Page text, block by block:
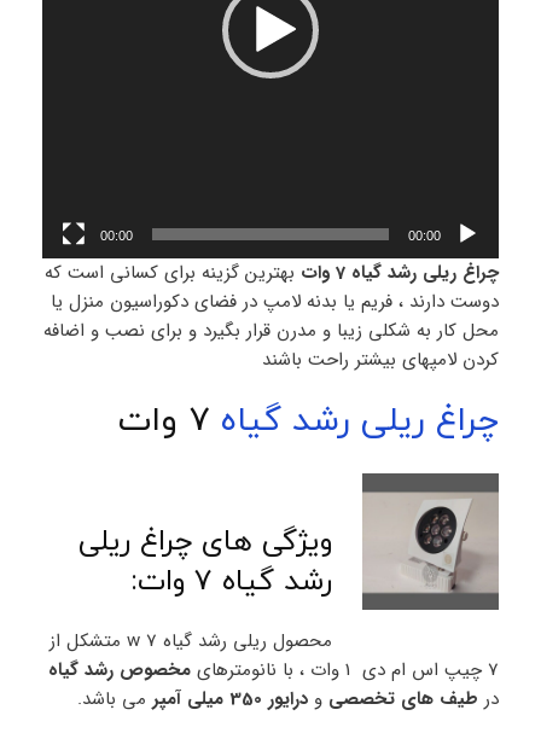
00:00
00:00
چراغ ریلی رشد گیاه 7 وات
بهترین گزینه برای کسانی است که
دوست دارند ، فریم یا بدنه لامپ در فضای دکوراسیون منزل یا
محل کار به شکلی زیبا و مدرن قرار بگیرد و برای نصب و اضافه
کردن لامپهای بیشتر راحت باشند
چراغ ریلی رشد گیاه
ویژگی های چراغ ریلی
رشد گیاه 7 وات:
محصول ریلی رشد گیاه 7 w متشکل از
7 چیپ اس ام دی 1 وات ، با نانومترهای
مخصوص رشد گیاه
در طیف های تخصصی و درایور 350 میلی آمپر
می باشد.